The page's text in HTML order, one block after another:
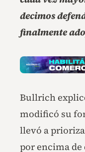
decimos
finalmente
Bullrich
modificó su
llevó a
por encima